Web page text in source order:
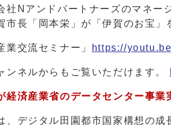
社Nアンドパートナーズのマネー
市長「岡本栄」が「伊賀のお宝
業交流セミナー」 https://
ンネルからもご覧いただけます。
経済産業省のデータセンター事
デジタル田園都市国家構想の成